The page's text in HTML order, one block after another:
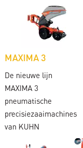
MAXIMA 3
De nieuwe lijn
MAXIMA 3
pneumatische
precisiezaaimachines
van KUHN